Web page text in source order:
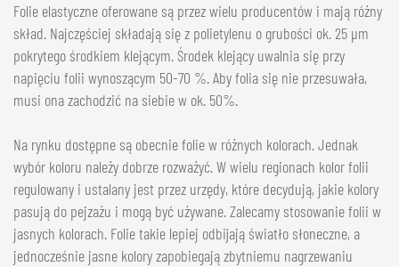
Folie elastyczne oferowane są przez wielu producentów i mają różny
skład. Najczęściej składają się z polietylenu o grubości ok. 25 µm
pokrytego środkiem klejącym. Środek klejący uwalnia się przy
napięciu folii wynoszącym 50-70 %. Aby folia się nie przesuwała,
musi ona zachodzić na siebie w ok. 50%.
Na rynku dostępne są obecnie folie w różnych kolorach. Jednak
wybór koloru należy dobrze rozważyć. W wielu regionach kolor folii
regulowany i ustalany jest przez urzędy, które decydują, jakie kolory
pasują do pejzażu i mogą być używane. Zalecamy stosowanie folii w
jasnych kolorach. Folie takie lepiej odbijają światło słoneczne, a
jednocześnie jasne kolory zapobiegają zbytniemu nagrzewaniu